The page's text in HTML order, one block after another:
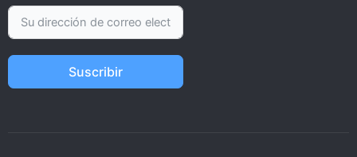
Suscribir